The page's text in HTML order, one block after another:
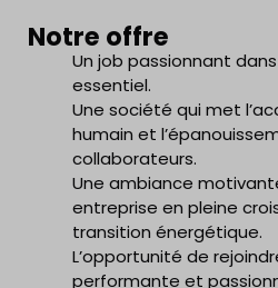
Notre offre
Un job passionnant
essentiel.
Une société qui met
humain et
collaborateurs.
Une ambiance
entreprise en pleine
transition énergétique.
L’opportunité de
performante et